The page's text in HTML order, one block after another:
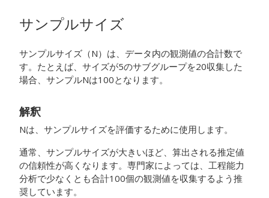
サンプルサイズ
サンプルサイズ（N）は、データ内の観測値の合計数で
す。たとえば、サイズが5のサブグループを20収集した
場合、サンプルNは100となります。
解釈
Nは、サンプルサイズを評価するために使用します。
通常、サンプルサイズが大きいほど、算出される推定値
の信頼性が高くなります。 専門家によっては、工程能力
分析で少なくとも合計100個の観測値を収集するよう推
奨しています。